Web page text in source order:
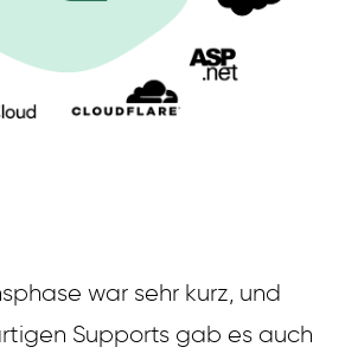
war sehr kurz, und
Supports gab es auch